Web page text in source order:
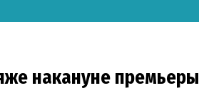
накануне премьеры